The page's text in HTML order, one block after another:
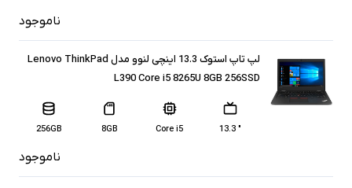
ناموجود
لپ تاپ استوک 13.3 اینچی لنوو مدل Lenovo ThinkPad
L390 Core i5 8265U 8GB 256SSD
" 13.3
Core i5
8GB
256GB
ناموجود